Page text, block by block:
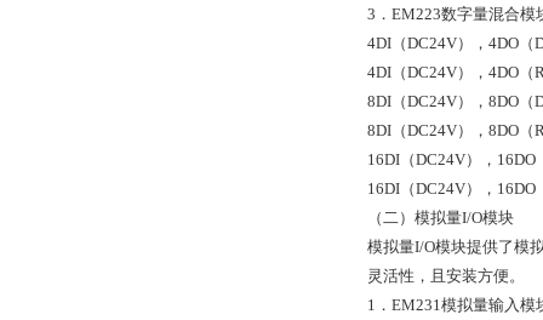
3．EM223数字量混合模
4DI（DC24V），4DO（
4DI（DC24V），4DO（
8DI（DC24V），8DO（
8DI（DC24V），8DO（
16DI（DC24V），16DO
16DI（DC24V），16DO
（二）模拟量I/O模块
模拟量I/O模块提供了模
灵活性，且安装方便。
1．EM231模拟量输入模